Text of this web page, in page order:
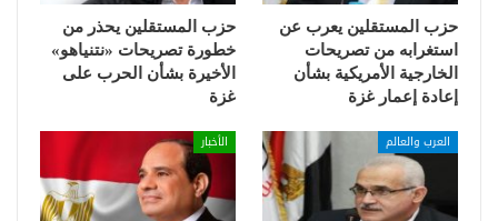
حزب المستقلين يعرب عن
استغرابه من تصريحات
الخارجية الأمريكية بشأن
إعادة إعمار غزة
حزب المستقلين يحذر من
خطورة تصريحات «نتنياهو»
الأخيرة بشأن الحرب على
غزة
العرب والعالم الأخبار